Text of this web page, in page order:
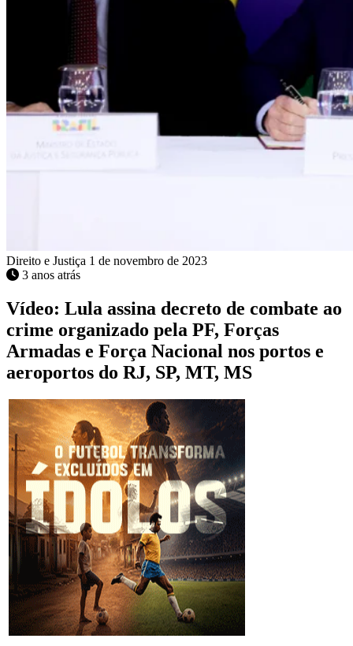
Direito e Justiça 1 de novembro de 2023
3 anos atrás
Vídeo: Lula assina decreto de combate ao
crime organizado pela PF, Forças
Armadas e Força Nacional nos portos e
aeroportos do RJ, SP, MT, MS